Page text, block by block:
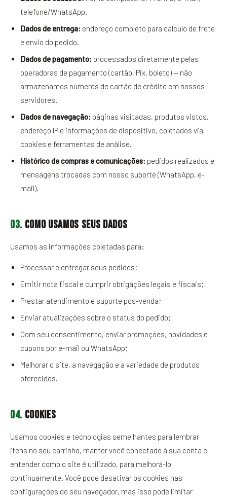
telefone/WhatsApp.
Dados de entrega: endereço completo para cálculo de frete
e envio do pedido.
Dados de pagamento: processados diretamente pelas
operadoras de pagamento (cartão, Pix, boleto) — não
armazenamos números de cartão de crédito em nossos
servidores.
Dados de navegação: páginas visitadas, produtos vistos,
endereço IP e informações de dispositivo, coletados via
cookies e ferramentas de análise.
Histórico de compras e comunicações: pedidos realizados e
mensagens trocadas com nosso suporte (WhatsApp, e-
mail).
03.Como usamos seus dados
Usamos as informações coletadas para:
Processar e entregar seus pedidos;
Emitir nota fiscal e cumprir obrigações legais e fiscais;
Prestar atendimento e suporte pós-venda;
Enviar atualizações sobre o status do pedido;
Com seu consentimento, enviar promoções, novidades e
cupons por e-mail ou WhatsApp;
Melhorar o site, a navegação e a variedade de produtos
oferecidos.
04.Cookies
Usamos cookies e tecnologias semelhantes para lembrar
itens no seu carrinho, manter você conectado à sua conta e
entender como o site é utilizado, para melhorá-lo
continuamente. Você pode desativar os cookies nas
configurações do seu navegador, mas isso pode limitar